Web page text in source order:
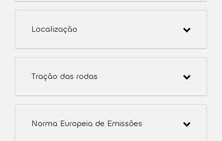
Localização
Tração das rodas
Norma Europeia de Emissões